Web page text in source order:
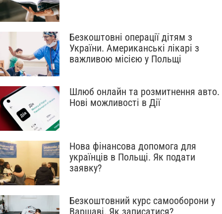
Безкоштовні операції дітям з
України. Американські лікарі з
важливою місією у Польщі
Шлюб онлайн та розмитнення авто.
Нові можливості в Дії
Нова фінансова допомога для
українців в Польщі. Як подати
заявку?
Безкоштовний курс самооборони у
Варшаві. Як записатися?